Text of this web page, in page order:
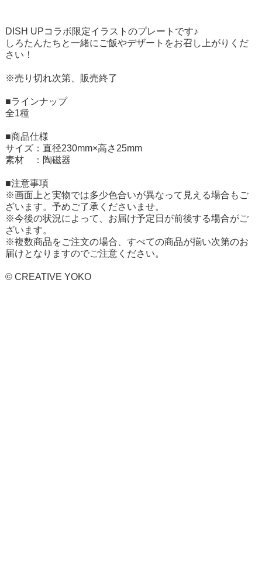
DISH UPコラボ限定イラストのプレートです♪
しろたんたちと一緒にご飯やデザートをお召し上がりくだ
さい！
※売り切れ次第、販売終了
■ラインナップ
全1種
■商品仕様
サイズ：直径230mm×高さ25mm
素材 ：陶磁器
■注意事項
※画面上と実物では多少色合いが異なって見える場合もご
ざいます。予めご了承くださいませ。
※今後の状況によって、お届け予定日が前後する場合がご
ざいます。
※複数商品をご注文の場合、すべての商品が揃い次第のお
届けとなりますのでご注意ください。
© CREATIVE YOKO